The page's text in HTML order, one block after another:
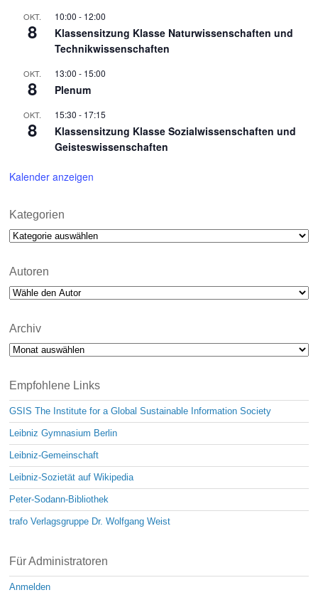
OKT.
8
10:00 - 12:00
Klassensitzung Klasse Naturwissenschaften und
Technikwissenschaften
OKT.
8
13:00 - 15:00
Plenum
OKT.
8
15:30 - 17:15
Klassensitzung Klasse Sozialwissenschaften und
Geisteswissenschaften
Kalender anzeigen
Kategorien
Kategorien
Autoren
Archiv
Archiv
Empfohlene Links
GSIS The Institute for a Global Sustainable Information Society
Leibniz Gymnasium Berlin
Leibniz-Gemeinschaft
Leibniz-Sozietät auf Wikipedia
Peter-Sodann-Bibliothek
trafo Verlagsgruppe Dr. Wolfgang Weist
Für Administratoren
Anmelden